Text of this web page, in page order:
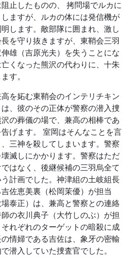
止したものの、 拷問場でルカに
ますが、ルカの体には発信機が
します。敵部隊に囲まれ、激し
を守り抜きますが、東鞘会三羽
雄（吉原光夫）を失うことにな
くなった熊沢の代わりに、十朱
す。
を妬む東鞘会のインテリチキン
、彼のその正体が警察の潜入捜
の葬儀の場で、兼高の相棒であ
げます。 室岡はそんなことを言
三神を殺してしまいます。警察
滅しにかかります。警察はただ
はなく、後継候補の三羽烏全て
計画でした。神津組の土岐組長
佐恵美裏（松岡茉優）が担当
泰正）は、兼高と警察との連絡
の衣川典子（大竹しのぶ）が担
れぞれのターゲットの暗殺に成
情婦である吉佐は、象牙の密輸
潜入していた捜査官でした。